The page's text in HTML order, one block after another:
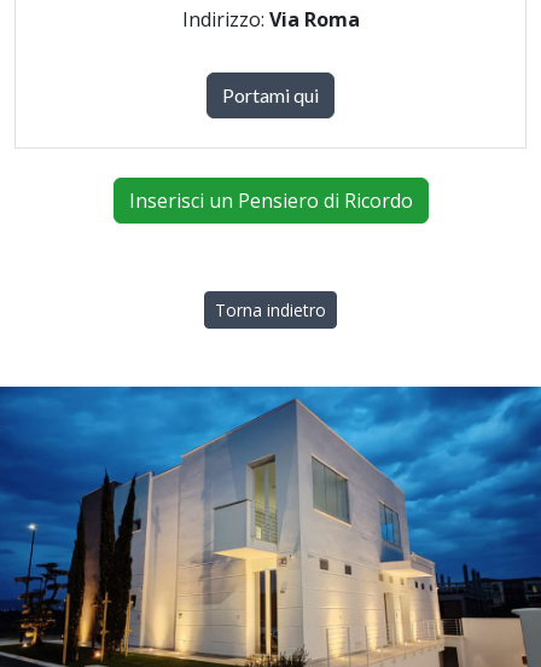
Indirizzo: Via Roma
Portami qui
Inserisci un Pensiero di Ricordo
Torna indietro